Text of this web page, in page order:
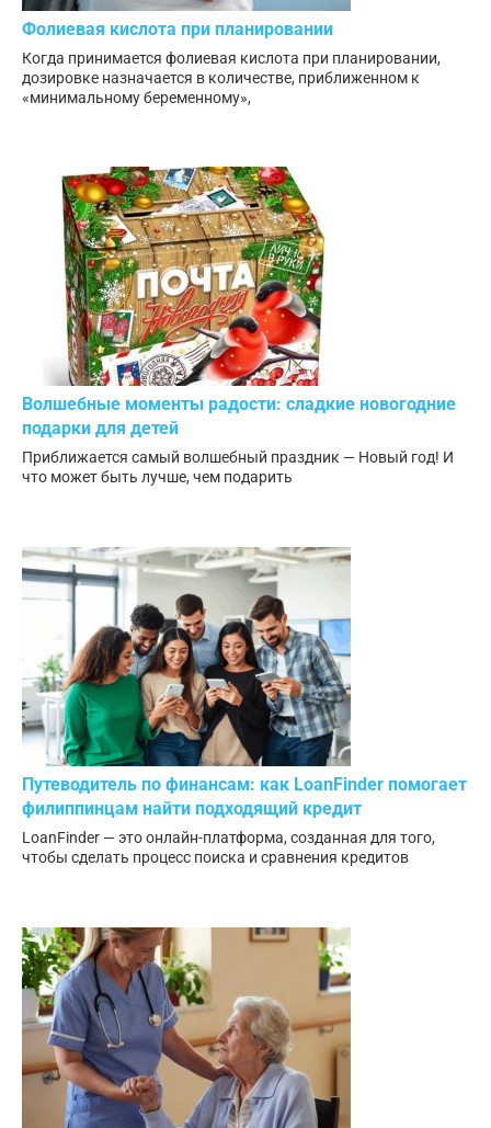
Фолиевая кислота при планировании
Когда принимается фолиевая кислота при планировании,
дозировке назначается в количестве, приближенном к
«минимальному беременному»,
Волшебные моменты радости: сладкие новогодние
подарки для детей
Приближается самый волшебный праздник — Новый год! И
что может быть лучше, чем подарить
Путеводитель по финансам: как LoanFinder помогает
филиппинцам найти подходящий кредит
LoanFinder — это онлайн-платформа, созданная для того,
чтобы сделать процесс поиска и сравнения кредитов